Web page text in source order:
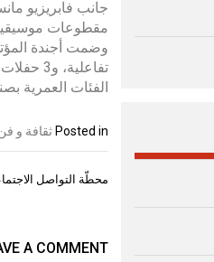
جانب فابريزيو
مقطوعات
الفئات العمرية
Posted in ثقافة و
تصفّح
محطّة التواصل
A COMMENT